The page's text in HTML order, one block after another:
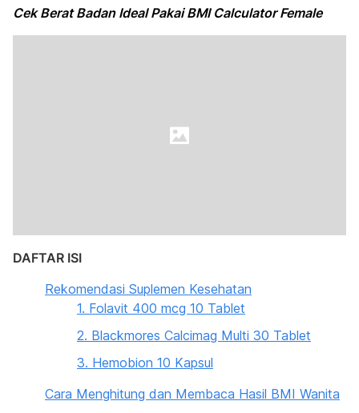
Cek Berat Badan Ideal Pakai BMI Calculator Female
DAFTAR ISI
Rekomendasi Suplemen Kesehatan
1. Folavit 400 mcg 10 Tablet
2. Blackmores Calcimag Multi 30 Tablet
3. Hemobion 10 Kapsul
Cara Menghitung dan Membaca Hasil BMI Wanita